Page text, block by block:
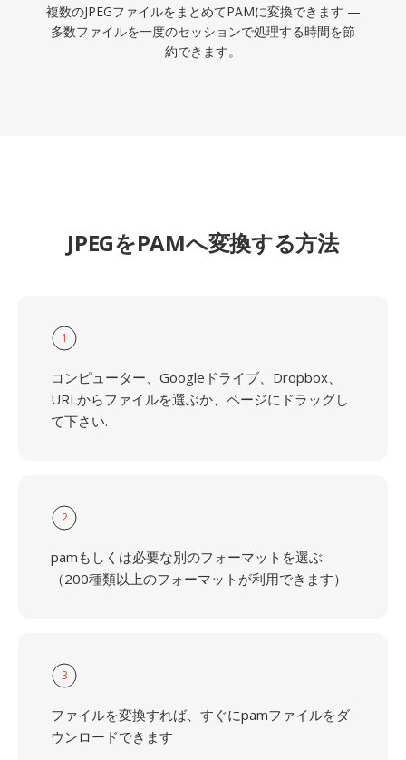
複数のJPEGファイルをまとめてPAMに変換できます —
多数ファイルを一度のセッションで処理する時間を節
約できます。
JPEGをPAMへ変換する方法
1
コンピューター、Googleドライブ、Dropbox、
URLからファイルを選ぶか、ページにドラッグし
て下さい.
2
pamもしくは必要な別のフォーマットを選ぶ
（200種類以上のフォーマットが利用できます）
3
ファイルを変換すれば、すぐにpamファイルをダ
ウンロードできます